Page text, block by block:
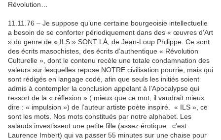
Révolution…
11.11.76 – Je suppose qu’une certaine bourgeoisie intellectuelle
a besoin de se conforter périodiquement dans des « œuvres d’Art
» du genre de « ILS » SONT LÀ, de Jean-Loup Philippe. Ce sont
des écrits masochistes, des écrits d’authentique « Révolution
Culturelle », dont le contenu recèle une totale condamnation des
valeurs sur lesquelles repose NOTRE civilisation pourrie, mais qui
sont rédigés en langage codé, afin que seuls les initiés soient
admis à contempler la conclusion appelant à l’Apocalypse qui
ressort de la « réflexion » ( mieux que ce mot, il vaudrait mieux
dire : « impulsion ») de l’auteur artiste poète inspiré. « ILS », ce
sont les mots. Nos mots constitués par notre alphabet. Les
salauds investissent une petite fille (assez érotique : c’est
Laurence Imbert) qui va passer 55 minutes sur une chaise pour